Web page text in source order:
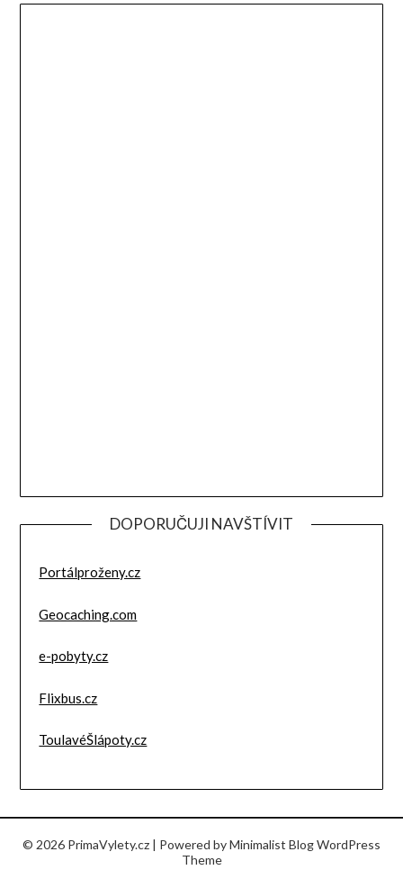
DOPORUČUJI NAVŠTÍVIT
Portálproženy.cz
Geocaching.com
e-pobyty.cz
Flixbus.cz
ToulavéŠlápoty.cz
© 2026 PrimaVylety.cz | Powered byMinimalist BlogWordPress
Theme